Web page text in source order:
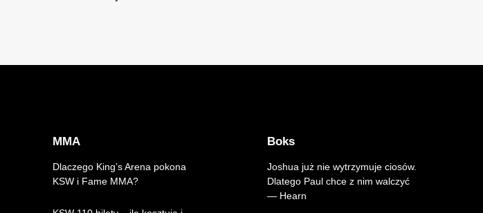
MMA
Dlaczego King’s Arena pokona
KSW i Fame MMA?
Boks
Joshua już nie wytrzymuje ciosów.
Dlatego Paul chce z nim walczyć
— Hearn